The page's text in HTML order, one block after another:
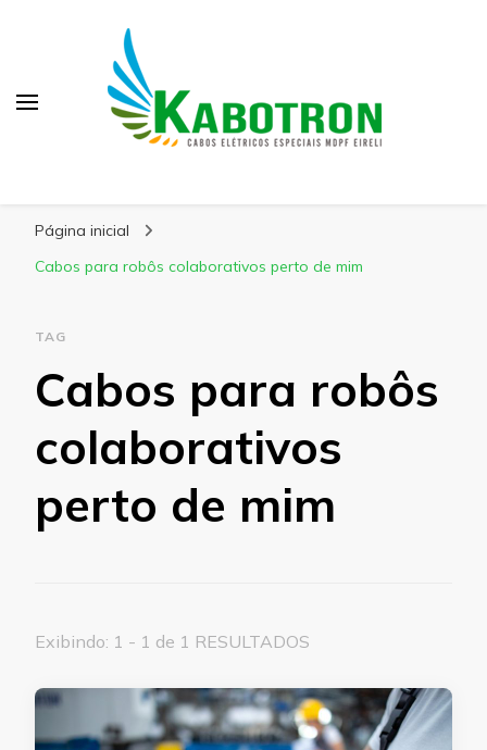
Página inicial
Cabos para robôs colaborativos perto de mim
TAG
Cabos para robôs
colaborativos
perto de mim
Exibindo: 1 - 1 de 1 RESULTADOS